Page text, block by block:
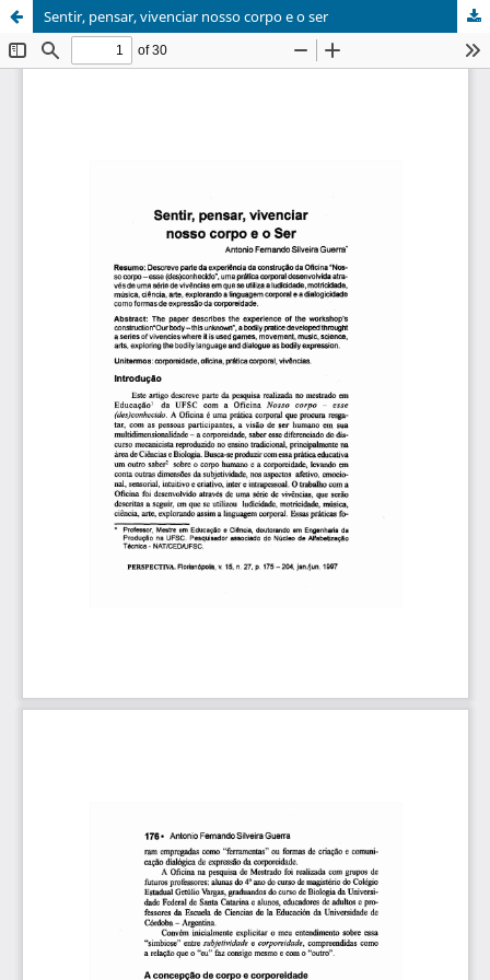
Sentir, pensar, vivenciar nosso corpo e o ser